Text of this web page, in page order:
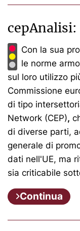
cepAnalisi:
Con la sua
le norme
sul loro utilizzo
Commissione
di tipo
Network (CEP),
di diverse parti,
generale di
dati nell'UE, ma
sia criticabile
Continua